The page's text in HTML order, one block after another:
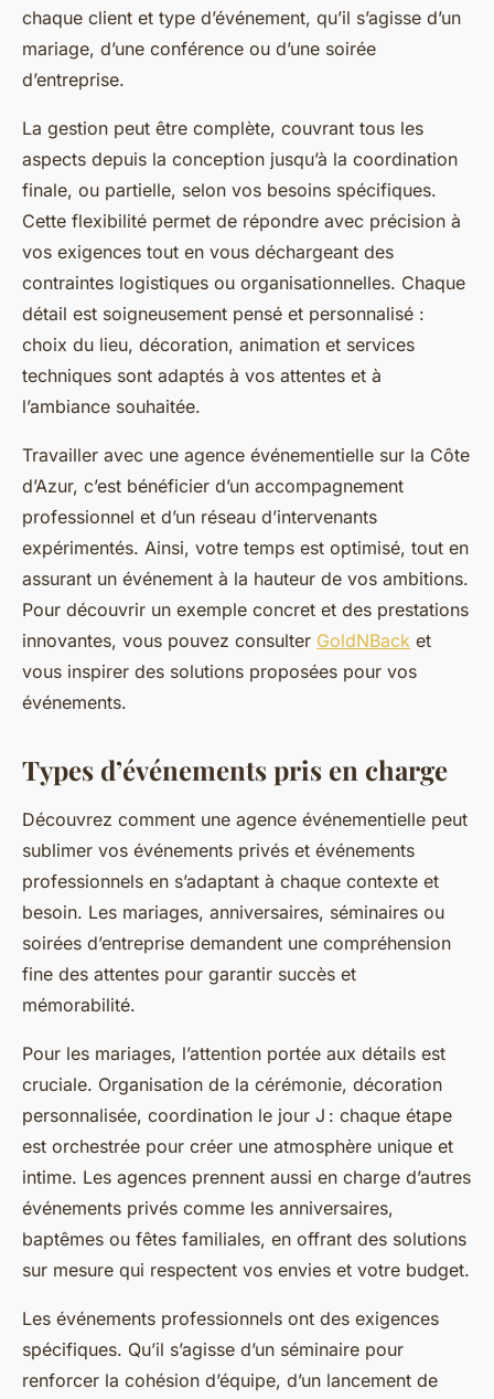
chaque client et type d’événement, qu’il s’agisse d’un
mariage, d’une conférence ou d’une soirée
d’entreprise.
La gestion peut être complète, couvrant tous les
aspects depuis la conception jusqu’à la coordination
finale, ou partielle, selon vos besoins spécifiques.
Cette flexibilité permet de répondre avec précision à
vos exigences tout en vous déchargeant des
contraintes logistiques ou organisationnelles. Chaque
détail est soigneusement pensé et personnalisé :
choix du lieu, décoration, animation et services
techniques sont adaptés à vos attentes et à
l’ambiance souhaitée.
Travailler avec une agence événementielle sur la Côte
d’Azur, c’est bénéficier d’un accompagnement
professionnel et d’un réseau d’intervenants
expérimentés. Ainsi, votre temps est optimisé, tout en
assurant un événement à la hauteur de vos ambitions.
Pour découvrir un exemple concret et des prestations
innovantes, vous pouvez consulter GoldNBack et
vous inspirer des solutions proposées pour vos
événements.
Types d’événements pris en charge
Découvrez comment une agence événementielle peut
sublimer vos événements privés et événements
professionnels en s’adaptant à chaque contexte et
besoin. Les mariages, anniversaires, séminaires ou
soirées d’entreprise demandent une compréhension
fine des attentes pour garantir succès et
mémorabilité.
Pour les mariages, l’attention portée aux détails est
cruciale. Organisation de la cérémonie, décoration
personnalisée, coordination le jour J : chaque étape
est orchestrée pour créer une atmosphère unique et
intime. Les agences prennent aussi en charge d’autres
événements privés comme les anniversaires,
baptêmes ou fêtes familiales, en offrant des solutions
sur mesure qui respectent vos envies et votre budget.
Les événements professionnels ont des exigences
spécifiques. Qu’il s’agisse d’un séminaire pour
renforcer la cohésion d’équipe, d’un lancement de